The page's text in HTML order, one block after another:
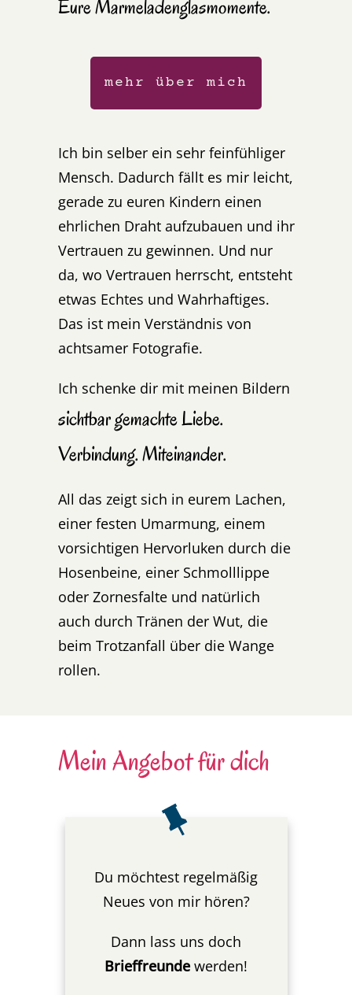
Eure Marmeladenglasmomente.
mehr über mich
Ich bin selber ein sehr feinfühliger
Mensch. Dadurch fällt es mir leicht,
gerade zu euren Kindern einen
ehrlichen Draht aufzubauen und ihr
Vertrauen zu gewinnen. Und nur
da, wo Vertrauen herrscht, entsteht
etwas Echtes und Wahrhaftiges.
Das ist mein Verständnis von
achtsamer Fotografie.
Ich schenke dir mit meinen Bildern
sichtbar gemachte Liebe.
Verbindung. Miteinander.
All das zeigt sich in eurem Lachen,
einer festen Umarmung, einem
vorsichtigen Hervorluken durch die
Hosenbeine, einer Schmolllippe
oder Zornesfalte und natürlich
auch durch Tränen der Wut, die
beim Trotzanfall über die Wange
rollen.
Mein Angebot für dich
Du möchtest regelmäßig
Neues von mir hören?
Dann lass uns doch
Brieffreunde werden!